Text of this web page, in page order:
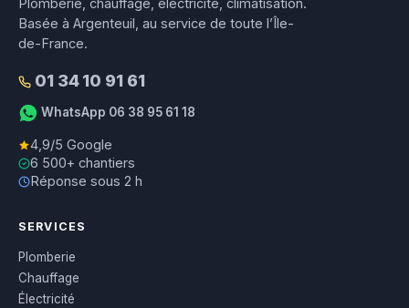
Basée à Argenteuil, au service de toute l’Île-
de-France.
01 34 10 91 61
WhatsApp 06 38 95 61 18
4,9/5 Google
6 500+ chantiers
Réponse sous 2 h
SERVICES
Plomberie
Chauffage
Électricité